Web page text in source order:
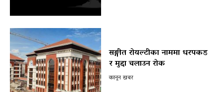
सङ्गीत रोयल्टीका नाममा धरपकड
र मुद्दा चलाउन रोक
कानून खबर